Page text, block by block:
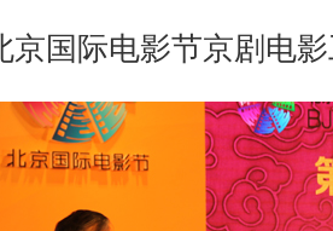
国际电影节京剧电影